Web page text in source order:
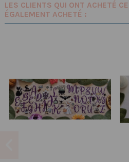
LES CLIENTS QUI ONT ACHETÉ
ÉGALEMENT ACHETÉ :